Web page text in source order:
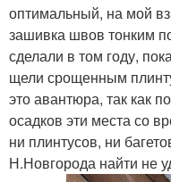
оптимальный, на мой
зашивка швов тонким
сделали в том году,
щели срощенным
это авантюра, так как
осадков эти места со
ни плинтусов, ни
Н.Новгорода найти не